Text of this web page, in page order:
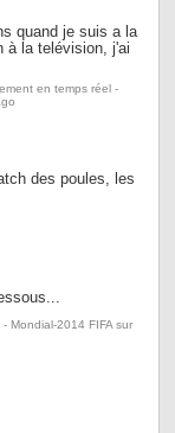
quand je suis a la
à la telévision, j'ai
en temps réel -
des poules, les
Mondial-2014 FIFA sur